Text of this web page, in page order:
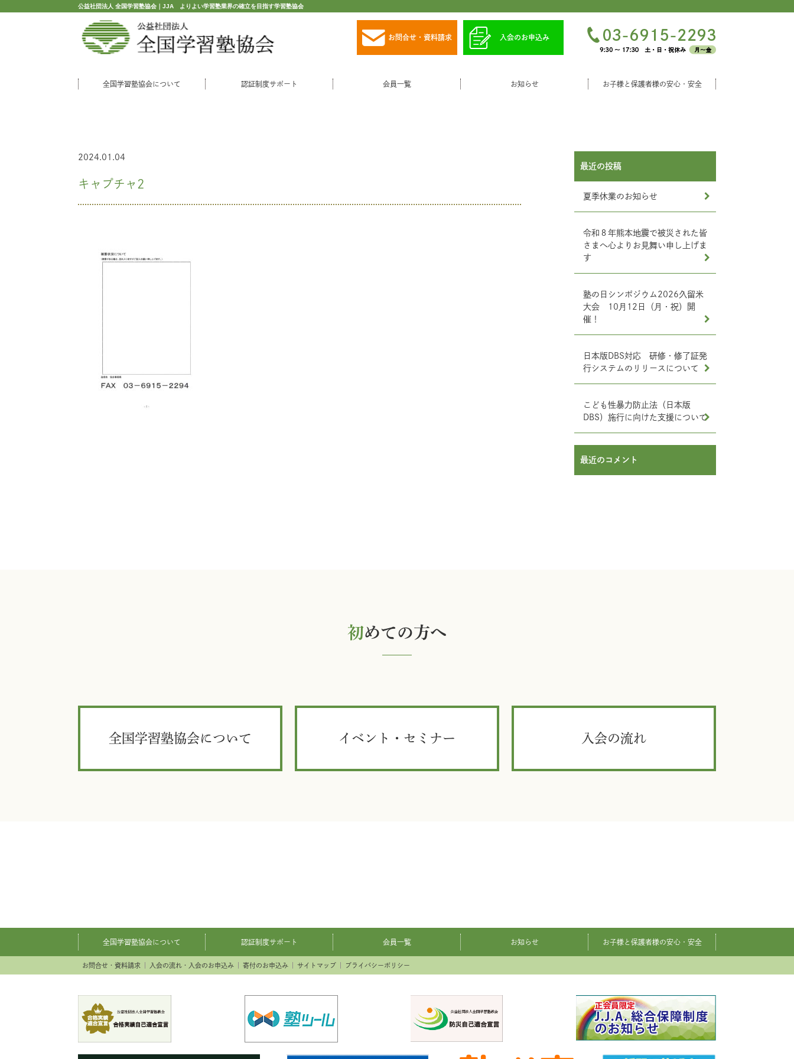
公益社団法人 全国学習塾協会｜JJA よりよい学習塾業界の確立を目指す学習塾協会
お問合せ・資料請求 入会のお申込み
全国学習塾協会について 認証制度サポート 会員一覧 お知らせ お子様と保護者様の安心・安全
2024.01.04
キャプチャ2
最近の投稿
夏季休業のお知らせ
令和８年熊本地震で被災された皆
さまへ心よりお見舞い申し上げま
す
塾の日シンポジウム2026久留米
大会 10月12日（月・祝）開
催！
日本版DBS対応 研修・修了証発
行システムのリリースについて
こども性暴力防止法（日本版
DBS）施行に向けた支援について
最近のコメント
初めての方へ
全国学習塾協会について イベント・セミナー 入会の流れ
全国学習塾協会について 認証制度サポート 会員一覧 お知らせ お子様と保護者様の安心・安全
お問合せ・資料請求 入会の流れ・入会のお申込み 寄付のお申込み サイトマップ プライバシーポリシー